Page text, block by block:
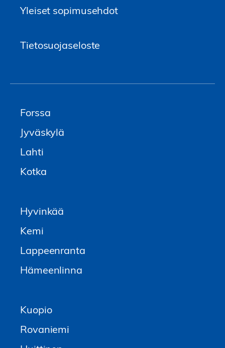
Yleiset sopimusehdot
Tietosuojaseloste
Forssa
Jyväskylä
Lahti
Kotka
Hyvinkää
Kemi
Lappeenranta
Hämeenlinna
Kuopio
Rovaniemi